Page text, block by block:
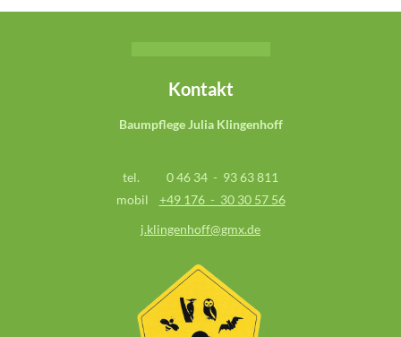
Kontakt
Baumpflege Julia Klingenhoff
tel. 0 46 34 - 93 63 811
mobil +49 176 - 30 30 57 56
j.klingenhoff@gmx.de